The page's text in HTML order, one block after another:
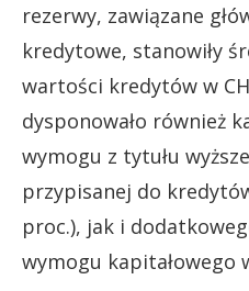
rezerwy, zawiązane
kredytowe, stanowiły
wartości kredytów w
dysponowało również
wymogu z tytułu
przypisanej do
proc.), jak i
wymogu kapitałowego